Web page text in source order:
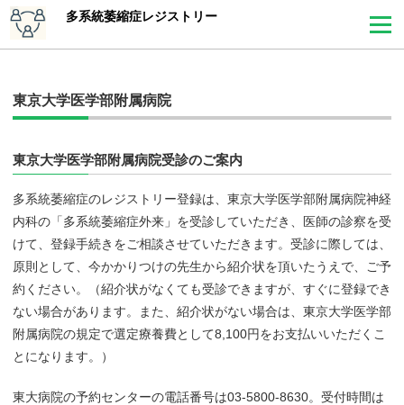
多系統萎縮症レジストリー
東京大学医学部附属病院
東京大学医学部附属病院受診のご案内
多系統萎縮症のレジストリー登録は、東京大学医学部附属病院神経
内科の「多系統萎縮症外来」を受診していただき、医師の診察を受
けて、登録手続きをご相談させていただきます。受診に際しては、
原則として、今かかりつけの先生から紹介状を頂いたうえで、ご予
約ください。（紹介状がなくても受診できますが、すぐに登録でき
ない場合があります。また、紹介状がない場合は、東京大学医学部
附属病院の規定で選定療養費として8,100円をお支払いいただくこ
とになります。）
東大病院の予約センターの電話番号は03-5800-8630。受付時間は